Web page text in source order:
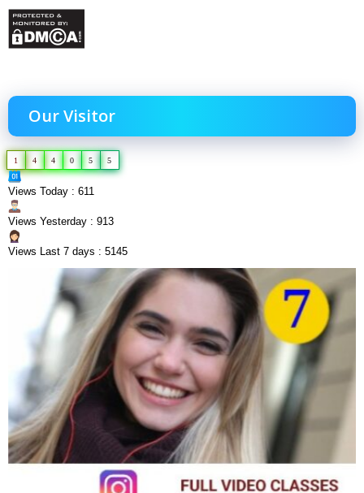
Our Visitor
1 4 4 0 5 5
Views Today : 611
Views Yesterday : 913
Views Last 7 days : 5145